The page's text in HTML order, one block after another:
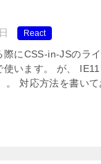
React
際にCSS-in-JSのラ
います。 が、
。 対応方法を書い